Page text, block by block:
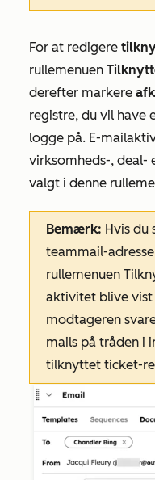
For at redigere
rullemenuen
derefter markere
registre, du vil have
logge på. E-
virksomheds-, deal-
valgt i denne
Bemærk: Hvis du
teammail-
rullemenuen
aktivitet blive vist
modtageren
mails på tråden i
tilknyttet ticket-